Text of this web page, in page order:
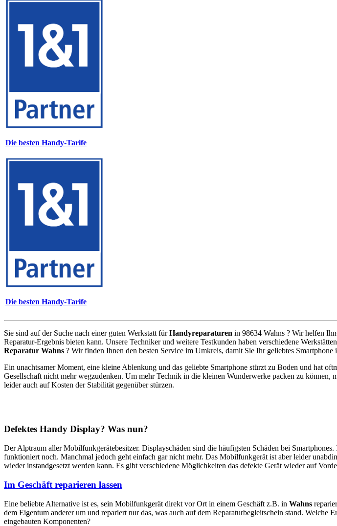
Die besten Handy-Tarife
Die besten Handy-Tarife
Sie sind auf der Suche nach einer guten Werkstatt fürHandyreparaturen in 98634 Wahns ? Wir helfen
Reparatur-Ergebnis bieten kann. Unsere Techniker und weitere Testkunden haben verschiedene
Reparatur Wahns ? Wir finden Ihnen den besten Service im Umkreis, damit Sie Ihr geliebtes
Ein unachtsamer Moment, eine kleine Ablenkung und das geliebte Smartphone stürzt zu Boden und hat
Gesellschaft nicht mehr wegzudenken. Um mehr Technik in die kleinen Wunderwerke packen zu
leider auch auf Kosten der Stabilität gegenüber stürzen.
Defektes Handy Display? Was nun?
Der Alptraum aller Mobilfunkgerätebesitzer. Displayschäden sind die häufigsten Schäden bei
funktioniert noch. Manchmal jedoch geht einfach gar nicht mehr. Das Mobilfunkgerät ist aber leider
wieder instandgesetzt werden kann. Es gibt verschiedene Möglichkeiten das defekte Gerät wieder auf
Im Geschäft reparieren lassen
Eine beliebte Alternative ist es, sein Mobilfunkgerät direkt vor Ort in einem Geschäft z.B. in Wahns
dem Eigentum anderer um und repariert nur das, was auch auf dem Reparaturbegleitschein stand.
eingebauten Komponenten?